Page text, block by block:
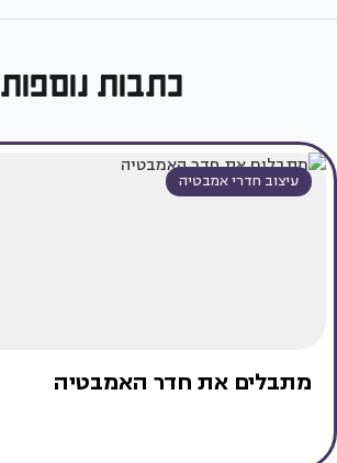
כתבות נוספות
עיצוב חדרי אמבטיה
מתבלים את חדר האמבטיה